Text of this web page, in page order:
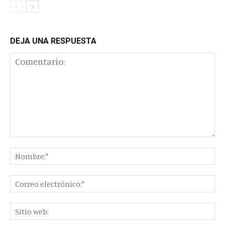
DEJA UNA RESPUESTA